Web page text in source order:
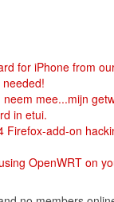
for iPhone from
mee...mijn
in etui.
Firefox-add-on
OpenWRT on